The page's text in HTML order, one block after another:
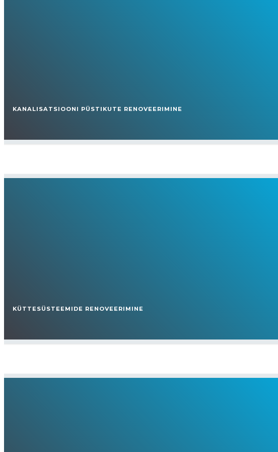
KANALISATSIOONI PÜSTIKUTE RENOVEERIMINE
KÜTTESÜSTEEMIDE RENOVEERIMINE